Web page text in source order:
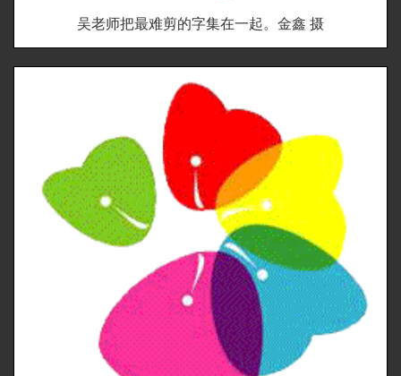
吴老师把最难剪的字集在一起。金鑫 摄